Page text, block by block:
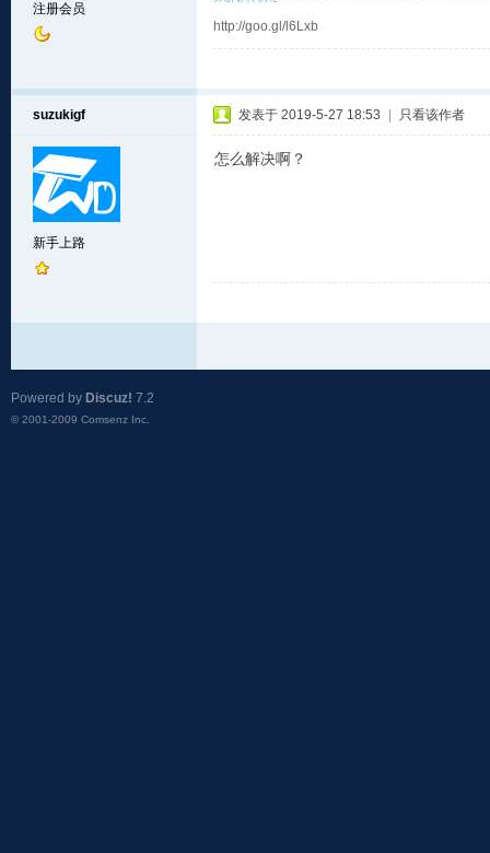
注册会员
http://goo.gl/l6Lxb
suzukigf
新手上路
发表于 2019-5-27 18:53 只看该作者
怎么解决啊？
Powered by Discuz! 7.2
© 2001-2009 Comsenz Inc.